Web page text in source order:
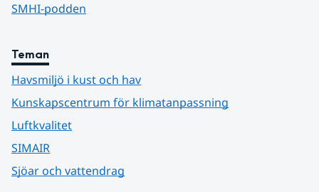
SMHI-podden
Teman
Havsmiljö i kust och hav
Kunskapscentrum för klimatanpassning
Luftkvalitet
SIMAIR
Sjöar och vattendrag